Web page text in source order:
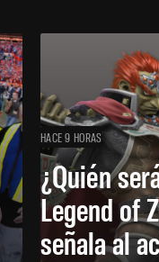
HACE 9 HORAS
¿Quién
Legend of
señala al